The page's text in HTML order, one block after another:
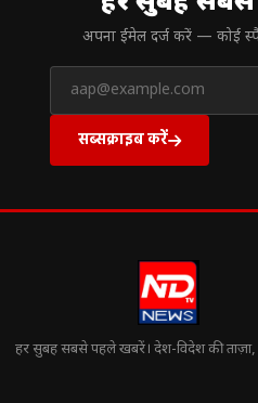
अपना ईमेल दर्ज करें — कोई
सब्सक्राइब करें
हर सुबह सबसे पहले खबरें। देश-विदेश की ताज़ा,